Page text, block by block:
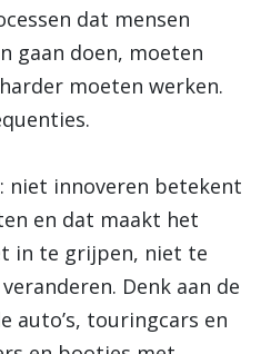
dat mensen
gaan doen, moeten
moeten werken.
niet innoveren betekent
en dat maakt het
in te grijpen, niet te
Denk aan de
auto’s, touringcars en